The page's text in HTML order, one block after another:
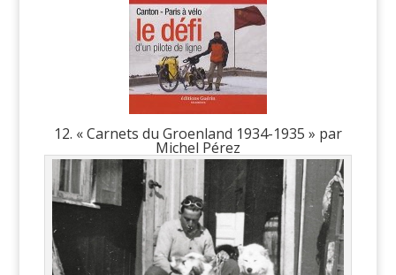
12. « Carnets du Groenland 1934-1935 » par
Michel Pérez